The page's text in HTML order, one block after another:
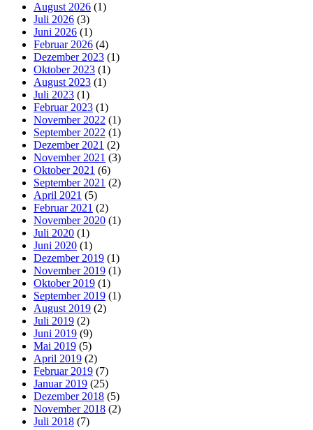
August 2026 (1)
Juli 2026 (3)
Juni 2026 (1)
Februar 2026 (4)
Dezember 2023 (1)
Oktober 2023 (1)
August 2023 (1)
Juli 2023 (1)
Februar 2023 (1)
November 2022 (1)
September 2022 (1)
Dezember 2021 (2)
November 2021 (3)
Oktober 2021 (6)
September 2021 (2)
April 2021 (5)
Februar 2021 (2)
November 2020 (1)
Juli 2020 (1)
Juni 2020 (1)
Dezember 2019 (1)
November 2019 (1)
Oktober 2019 (1)
September 2019 (1)
August 2019 (2)
Juli 2019 (2)
Juni 2019 (9)
Mai 2019 (5)
April 2019 (2)
Februar 2019 (7)
Januar 2019 (25)
Dezember 2018 (5)
November 2018 (2)
Juli 2018 (7)